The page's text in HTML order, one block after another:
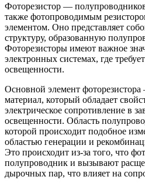
Фоторезистор —
также фотопроводимым
элементом. Оно представляет
структуру, образованную
Фоторезисторы имеют важное
электронных системах, где
освещенности.
Основной элемент
материал, который обладает
электрическое сопротивление в
освещенности. Область
которой происходит подобное
областью генерации и
Это происходит из-за того, что
полупроводник и вызывают
дырочных пар, что влияет на